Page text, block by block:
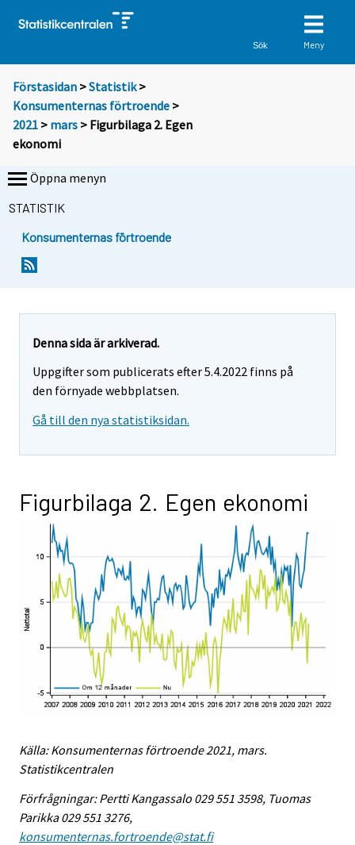
Sök Meny
Förstasidan >Statistik >
Konsumenternas förtroende >
2021 > mars > Figurbilaga 2. Egen
ekonomi
Öppna menyn
STATISTIK
Konsumenternas förtroende
Denna sida är arkiverad.
Uppgifter som publicerats efter 5.4.2022 finns på
den förnyade webbplatsen.
Gå till den nya statistiksidan.
Figurbilaga 2. Egen ekonomi
Källa: Konsumenternas förtroende 2021, mars.
Statistikcentralen
Förfrågningar: Pertti Kangassalo 029 551 3598, Tuomas
Parikka 029 551 3276,
konsumenternas.fortroende@stat.fi